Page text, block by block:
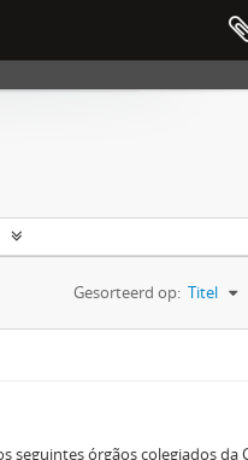
Gesorteerd op: Titel
órgãos colegiados da